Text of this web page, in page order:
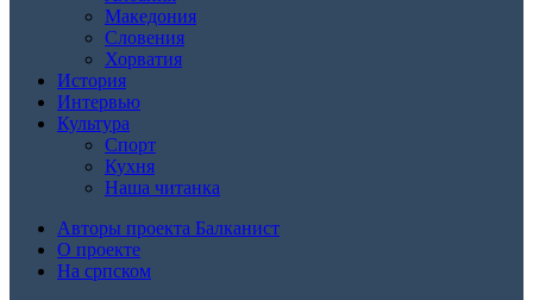
Македония
Словения
Хорватия
История
Интервью
Культура
Спорт
Кухня
Наша читанка
Авторы проекта Балканист
О проекте
На српском